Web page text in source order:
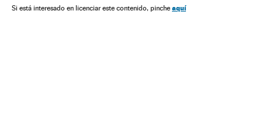
Si está interesado en licenciar este contenido, pinche aquí